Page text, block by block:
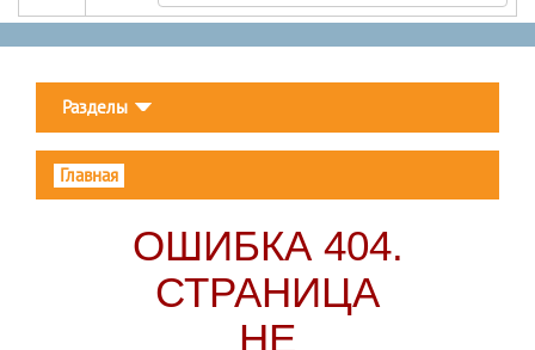
Разделы
Главная
ОШИБКА 404.
СТРАНИЦА
НЕ